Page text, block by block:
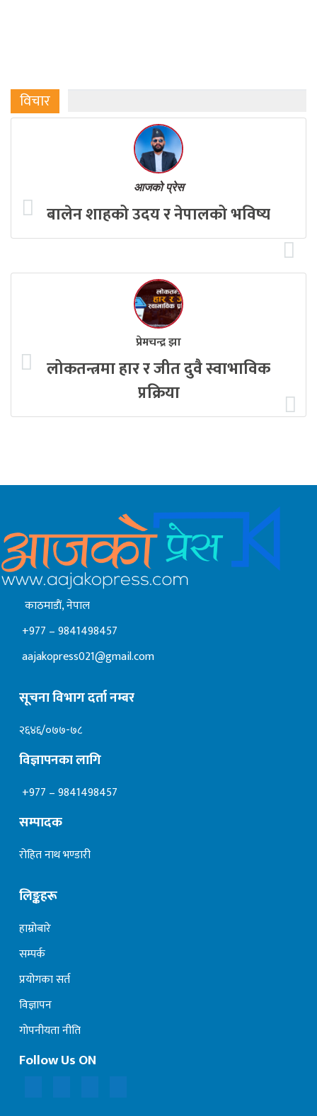
विचार
आजको प्रेस
बालेन शाहको उदय र नेपालको भविष्य
प्रेमचन्द्र झा
लोकतन्त्रमा हार र जीत दुवै स्वाभाविक
प्रक्रिया
काठमाडाैं, नेपाल
+977 – 9841498457
aajakopress021@gmail.com
सूचना विभाग दर्ता नम्बर
२६४६/०७७-७८
विज्ञापनका लागि
+977 – 9841498457
सम्पादक
रोहित नाथ भण्डारी
लिङ्कहरू
हाम्रोबारे
सम्पर्क
प्रयोगका सर्त
विज्ञापन
गोपनीयता नीति
Follow Us ON